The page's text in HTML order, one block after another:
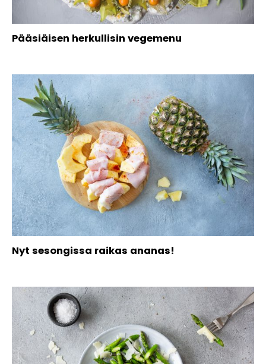
Pääsiäisen herkullisin vegemenu
Nyt sesongissa raikas ananas!